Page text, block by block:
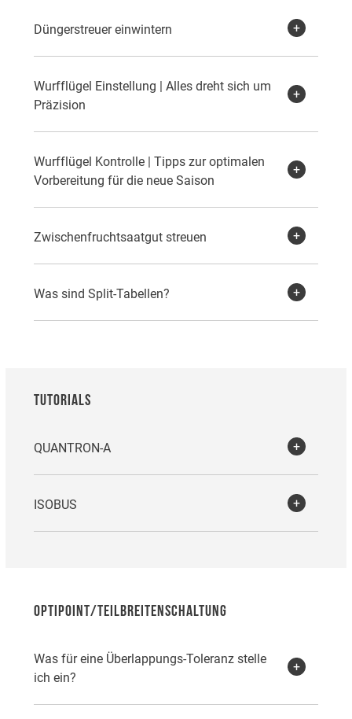
Düngerstreuer einwintern
Wurfflügel Einstellung | Alles dreht sich um
Präzision
Wurfflügel Kontrolle | Tipps zur optimalen
Vorbereitung für die neue Saison
Zwischenfruchtsaatgut streuen
Was sind Split-Tabellen?
TUTORIALS
QUANTRON-A
ISOBUS
OPTIPOINT/TEILBREITENSCHALTUNG
Was für eine Überlappungs-Toleranz stelle
ich ein?